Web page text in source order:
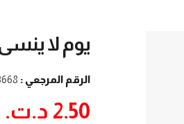
يوم لا
الرقم المرجعي :
2.50 د.ت.‏